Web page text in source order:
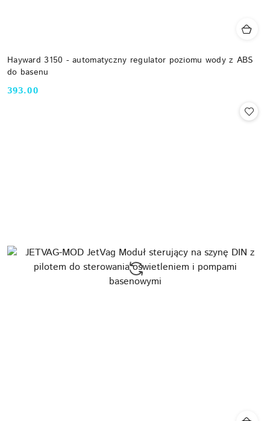
Hayward 3150 - automatyczny regulator poziomu wody z ABS
do basenu
Cena:
393.00